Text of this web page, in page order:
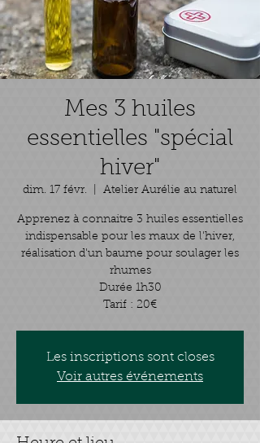
Mes 3 huiles
essentielles "spécial
hiver"
dim. 17 févr. Atelier Aurélie au naturel
Apprenez à connaitre 3 huiles essentielles
indispensable pour les maux de l'hiver,
réalisation d'un baume pour soulager les
rhumes
Durée 1h30
Tarif : 20€
Les inscriptions sont closes
Voir autres événements